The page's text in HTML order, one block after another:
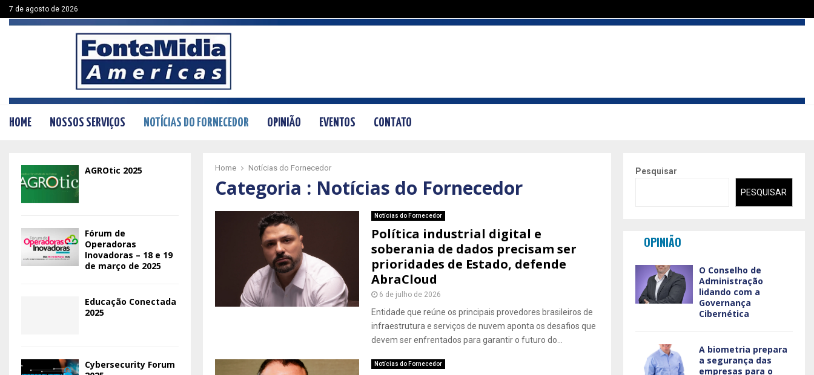
7 de agosto de 2026
HOME NOSSOS SERVIÇOS NOTÍCIAS DO FORNECEDOR OPINIÃO EVENTOS CONTATO
Home Notícias do Fornecedor
Categoria : Notícias do Fornecedor
Notícias do Fornecedor
Política industrial digital e
soberania de dados precisam ser
prioridades de Estado, defende
AbraCloud
6 de julho de 2026
Entidade que reúne os principais provedores brasileiros de
infraestrutura e serviços de nuvem aponta os desafios que
devem ser enfrentados para garantir o futuro do...
Notícias do Fornecedor
AGROtic 2025
Fórum de
Operadoras
Inovadoras – 18 e 19
de março de 2025
Educação Conectada
2025
Cybersecurity Forum
Pesquisar
PESQUISAR
OPINIÃO
O Conselho de
Administração
lidando com a
Governança
Cibernética
A biometria prepara
a segurança das
empresas para o